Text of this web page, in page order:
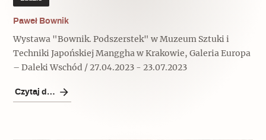
Paweł Bownik
Wystawa "Bownik. Podszerstek" w Muzeum Sztuki i
Techniki Japońskiej Manggha w Krakowie, Galeria Europa
– Daleki Wschód / 27.04.2023 - 23.07.2023
Czytaj dalej